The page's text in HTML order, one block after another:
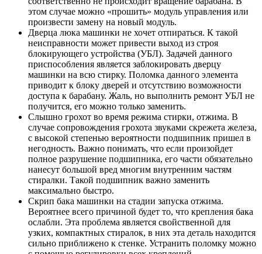
этом случае можно «прошить» модуль управления или
произвести замену на новый модуль.
Дверца люка машинки не хочет отпираться. К такой
неисправности может привести выход из строя
блокирующего устройства (УБЛ). Задачей данного
приспособления является заблокировать дверцу
машинки на всю стирку. Поломка данного элемента
приводит к блоку дверей и отсутствию возможности
доступа к барабану. Жаль, но выполнить ремонт УБЛ не
получится, его можно только заменить.
Слышно грохот во время режима стирки, отжима. В
случае сопровождения грохота звуками скрежета железа,
с высокой степенью вероятности подшипник пришел в
негодность. Важно понимать, что если произойдет
полное разрушение подшипника, его части обязательно
нанесут большой вред многим внутренним частям
стиралки. Такой подшипник важно заменить
максимально быстро.
Скрип бака машинки на стадии запуска отжима.
Вероятнее всего причиной будет то, что крепления бака
ослабли. Эта проблема является свойственной для
узких, компактных стиралок, в них эта деталь находится
сильно приближено к стенке. Устранить поломку можно